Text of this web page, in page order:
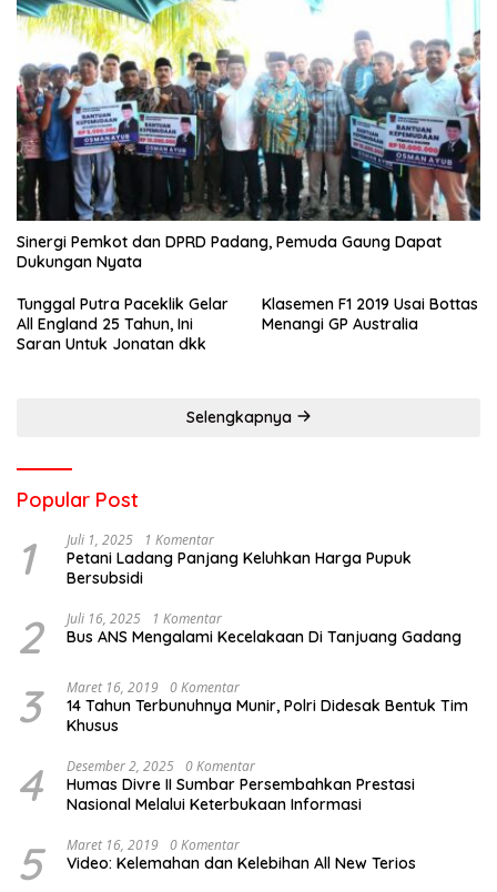
Sinergi Pemkot dan DPRD Padang, Pemuda Gaung Dapat
Dukungan Nyata
Tunggal Putra Paceklik Gelar
All England 25 Tahun, Ini
Saran Untuk Jonatan dkk
Klasemen F1 2019 Usai Bottas
Menangi GP Australia
Selengkapnya
Popular Post
1 Juli 1, 2025 1 Komentar
Petani Ladang Panjang Keluhkan Harga Pupuk
Bersubsidi
2 Juli 16, 2025 1 Komentar
Bus ANS Mengalami Kecelakaan Di Tanjuang Gadang
3 Maret 16, 2019 0 Komentar
14 Tahun Terbunuhnya Munir, Polri Didesak Bentuk Tim
Khusus
4 Desember 2, 2025 0 Komentar
Humas Divre II Sumbar Persembahkan Prestasi
Nasional Melalui Keterbukaan Informasi
5 Maret 16, 2019 0 Komentar
Video: Kelemahan dan Kelebihan All New Terios